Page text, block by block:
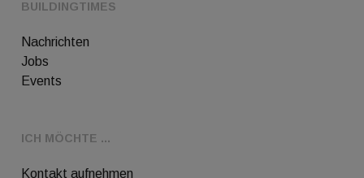
BUILDINGTIMES
Nachrichten
Jobs
Events
ICH MÖCHTE ...
Kontakt aufnehmen